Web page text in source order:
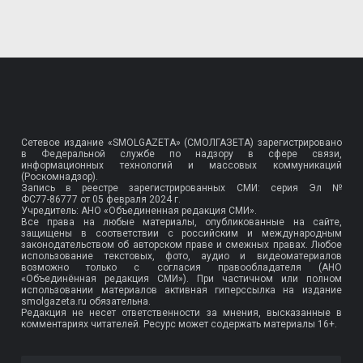
Сетевое издание «SMOLGAZETA» (СМОЛГАЗЕТА) зарегистрировано
в Федеральной службе по надзору в сфере связи,
информационных технологий и массовых коммуникаций
(Роскомнадзор).
Запись в реестре зарегистрированных СМИ: серия Эл №
ФС77-86777 от 05 февраля 2024 г.
Учредитель: АНО «Объединенная редакция СМИ».
Все права на любые материалы, опубликованные на сайте,
защищены в соответствии с российским и международным
законодательством об авторском праве и смежных правах. Любое
использование текстовых, фото, аудио и видеоматериалов
возможно только с согласия правообладателя (АНО
«Объединённая редакция СМИ»). При частичном или полном
использовании материалов активная гиперссылка на издание
smolgazeta.ru обязательна.
Редакция не несет ответственности за мнения, высказанные в
комментариях читателей. Ресурс может содержать материалы 16+.